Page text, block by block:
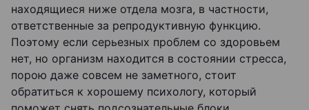
находящиеся ниже отдела мозга, в частности,
ответственные за репродуктивную функцию.
Поэтому если серьезных проблем со здоровьем
нет, но организм находится в состоянии стресса,
порою даже совсем не заметного, стоит
обратиться к хорошему психологу, который